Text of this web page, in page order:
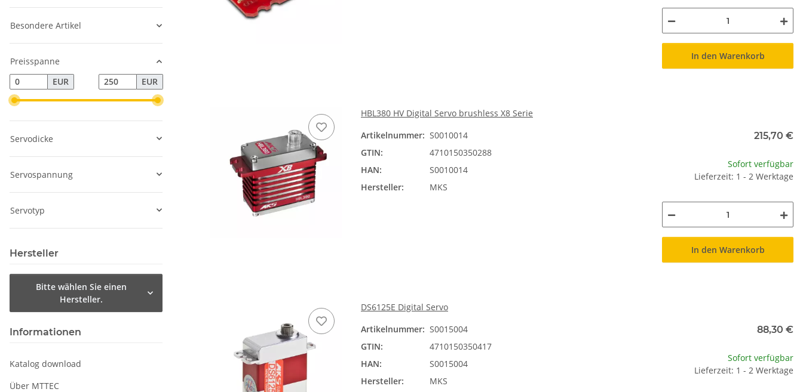
In den Warenkorb
HBL380 HV Digital Servo brushless X8 Serie
Artikelnummer: S0010014
GTIN:
4710150350288
HAN:
S0010014
Hersteller:
MKS
215,70 €
Sofort verfügbar
Lieferzeit: 1 - 2 Werktage
In den Warenkorb
DS6125E Digital Servo
Artikelnummer: S0015004
GTIN:
4710150350417
HAN:
S0015004
Hersteller:
MKS
88,30 €
Sofort verfügbar
Lieferzeit: 1 - 2 Werktage
Besondere Artikel
Preisspanne
EUR
EUR
Servodicke
Servospannung
Servotyp
Hersteller
Bitte wählen Sie einen
Hersteller.
Informationen
Katalog download
Über MTTEC